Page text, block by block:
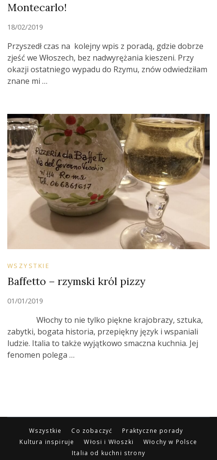
Montecarlo!
18/02/2019
Przyszedł czas na kolejny wpis z poradą, gdzie dobrze
zjeść we Włoszech, bez nadwyrężania kieszeni. Przy
okazji ostatniego wypadu do Rzymu, znów odwiedziłam
znane mi …
WSZYSTKIE
Baffetto – rzymski król pizzy
01/01/2019
Włochy to nie tylko piękne krajobrazy, sztuka,
zabytki, bogata historia, przepiękny język i wspaniali
ludzie. Italia to także wyjątkowo smaczna kuchnia. Jej
fenomen polega …
Wszystkie Co zobaczyć
Praktyczne porady
Kultura inspiruje
Włosi i Włoszki
Włochy w Polsce
Italia od kuchni strony